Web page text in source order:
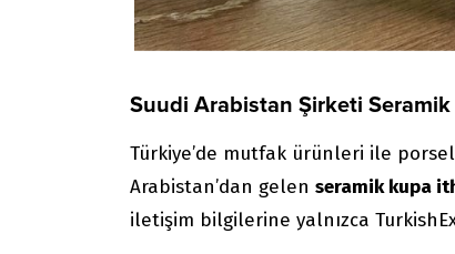
Suudi Arabistan Şirketi
Türkiye’de mutfak ürünleri ile
Arabistan’dan gelen seramik kupa
iletişim bilgilerine yalnızca